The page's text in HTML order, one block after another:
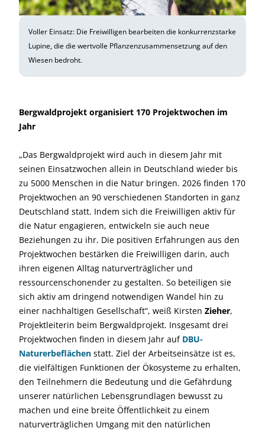
Voller Einsatz: Die Freiwilligen bearbeiten die konkurrenzstarke
Lupine, die die wertvolle Pflanzenzusammensetzung auf den
Wiesen bedroht.
Bergwaldprojekt organisiert 170 Projektwochen im
Jahr
„Das Bergwaldprojekt wird auch in diesem Jahr mit
seinen Einsatzwochen allein in Deutschland wieder bis
zu 5000 Menschen in die Natur bringen. 2026 finden 170
Projektwochen an 90 verschiedenen Standorten in ganz
Deutschland statt. Indem sich die Freiwilligen aktiv für
die Natur engagieren, entwickeln sie auch neue
Beziehungen zu ihr. Die positiven Erfahrungen aus den
Projektwochen bestärken die Freiwilligen darin, auch
ihren eigenen Alltag naturverträglicher und
ressourcenschonender zu gestalten. So beteiligen sie
sich aktiv am dringend notwendigen Wandel hin zu
einer nachhaltigen Gesellschaft“, weiß Kirsten Zieher,
Projektleiterin beim Bergwaldprojekt. Insgesamt drei
Projektwochen finden in diesem Jahr auf DBU-
Naturerbeflächen statt. Ziel der Arbeitseinsätze ist es,
die vielfältigen Funktionen der Ökosysteme zu erhalten,
den Teilnehmern die Bedeutung und die Gefährdung
unserer natürlichen Lebensgrundlagen bewusst zu
machen und eine breite Öffentlichkeit zu einem
naturverträglichen Umgang mit den natürlichen